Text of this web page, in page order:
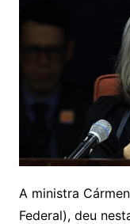
A ministra
Federal), deu